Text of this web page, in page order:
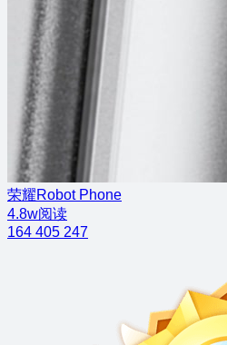
荣耀Robot Phone
4.8w阅读
164 405 247